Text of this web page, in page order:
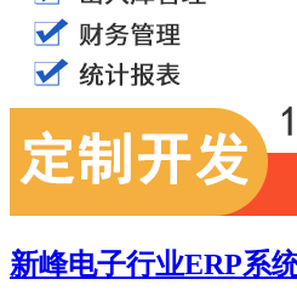
新峰电子行业ERP系